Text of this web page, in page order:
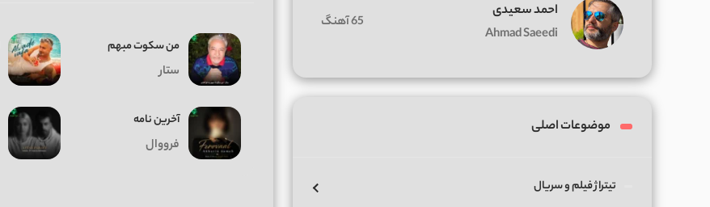
من سکوت مبهم
ستار
آخرین نامه
فرووال
احمد سعیدی
Ahmad Saeedi
65 آهنگ
موضوعات اصلی
تیتراژ فیلم و سریال